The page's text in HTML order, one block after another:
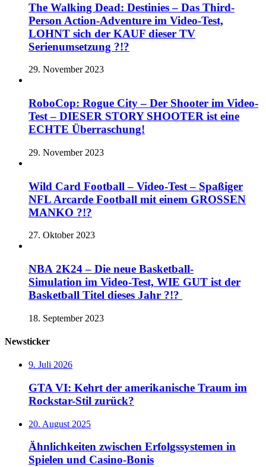
The Walking Dead: Destinies – Das Third-
Person Action-Adventure im Video-Test,
LOHNT sich der KAUF dieser TV
Serienumsetzung ?!?
29. November 2023
RoboCop: Rogue City – Der Shooter im Video-
Test – DIESER STORY SHOOTER ist eine
ECHTE Überraschung!
29. November 2023
Wild Card Football – Video-Test – Spaßiger
NFL Arcarde Football mit einem GROSSEN
MANKO ?!?
27. Oktober 2023
NBA 2K24 – Die neue Basketball-
Simulation im Video-Test, WIE GUT ist der
Basketball Titel dieses Jahr ?!?
18. September 2023
Newsticker
9. Juli 2026
GTA VI: Kehrt der amerikanische Traum im
Rockstar-Stil zurück?
20. August 2025
Ähnlichkeiten zwischen Erfolgssystemen in
Spielen und Casino‑Bonis